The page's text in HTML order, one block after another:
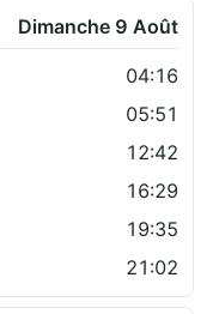
Dimanche 9 Août
04:16
05:51
12:42
16:29
19:35
21:02